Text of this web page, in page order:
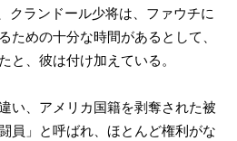
クランドール少将は、ファウチに
ための十分な時間があるとして、
と、彼は付け加えている。
い、アメリカ国籍を剥奪された被
員」と呼ばれ、ほとんど権利がな